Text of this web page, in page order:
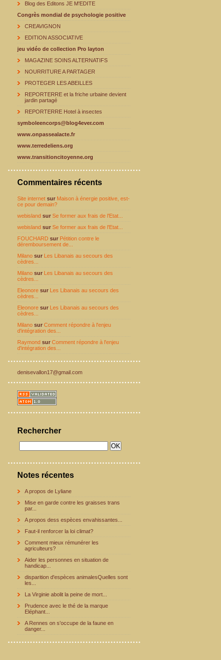
Blog des Editons JE M'EDITE
Congrès mondial de psychologie positive
CREAVIGNON
EDITION ASSOCIATIVE
jeu vidéo de collection Pro layton
MAGAZINE SOINS ALTERNATIFS
NOURRITURE A PARTAGER
PROTEGER LES ABEILLES
REPORTERRE et la friche urbaine devient
jardin partagé
REPORTERRE Hotel à insectes
symboleencorps@blog4ever.com
www.onpassealacte.fr
www.terredeliens.org
www.transitioncitoyenne.org
Commentaires récents
Site internet sur Maison à énergie positive, est-
ce pour demain?
webisland sur Se former aux frais de l'Etat...
webisland sur Se former aux frais de l'Etat...
FOUCHARD sur Pétition contre le
déremboursement de...
Milano sur Les Libanais au secours des
cèdres...
Milano sur Les Libanais au secours des
cèdres...
Eleonore sur Les Libanais au secours des
cèdres...
Eleonore sur Les Libanais au secours des
cèdres...
Milano sur Comment répondre à l'enjeu
d'intégration des...
Raymond sur Comment répondre à l'enjeu
d'intégration des...
denisevallon17@gmail.com
Rechercher
Notes récentes
A propos de Lyliane
Mise en garde contre les graisses trans
par...
A propos dess espèces envahissantes...
Faut-il renforcer la loi climat?
Comment mieux rémunérer les
agriculteurs?
Aider les personnes en situation de
handicap...
disparition d'espèces animalesQuelles sont
les...
La Virginie abolit la peine de mort...
Prudence avec le thé de la marque
Eléphant...
A Rennes on s'occupe de la faune en
danger...